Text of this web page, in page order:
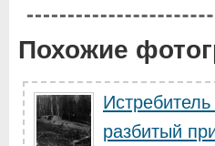
Похожие
разбитый